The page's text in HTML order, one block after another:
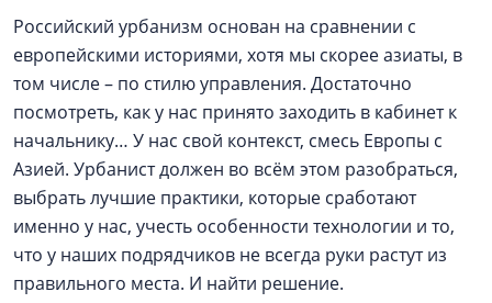
Российский урбанизм основан на сравнении с
европейскими историями, хотя мы скорее азиаты, в
том числе – по стилю управления. Достаточно
посмотреть, как у нас принято заходить в кабинет к
начальнику… У нас свой контекст, смесь Европы с
Азией. Урбанист должен во всём этом разобраться,
выбрать лучшие практики, которые сработают
именно у нас, учесть особенности технологии и то,
что у наших подрядчиков не всегда руки растут из
правильного места. И найти решение.